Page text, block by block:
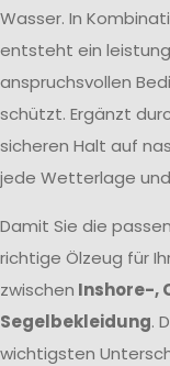
Wasser. In
entsteht ein
anspruchsvollen
schützt. Ergänzt
sicheren Halt auf
jede Wetterlage
Damit Sie die
richtige Ölzeug für
zwischen Inshore-,
Segelbekleidung.
wichtigsten